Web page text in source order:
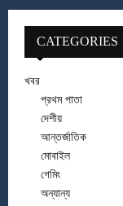
CATEGORIES
খবর
প্রথম পাতা
দেশীয়
আন্তর্জাতিক
মোবাইল
গেমিং
অন্যান্য